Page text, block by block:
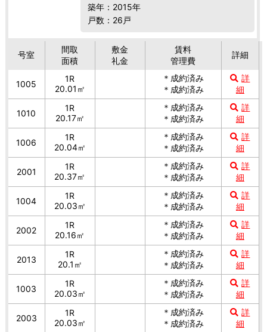
築年：2015年
戸数：26戸
号室
間取
面積
敷金
礼金
賃料
管理費
詳細
1005
1R
20.01㎡
＊成約済み
＊成約済み
詳
細
1010
1R
20.17㎡
＊成約済み
＊成約済み
詳
細
1006
1R
20.04㎡
＊成約済み
＊成約済み
詳
細
2001
1R
20.37㎡
＊成約済み
＊成約済み
詳
細
1004
1R
20.03㎡
＊成約済み
＊成約済み
詳
細
2002
1R
20.16㎡
＊成約済み
＊成約済み
詳
細
2013
1R
20.1㎡
＊成約済み
＊成約済み
詳
細
1003
1R
20.03㎡
＊成約済み
＊成約済み
詳
細
2003
1R
20.03㎡
＊成約済み
＊成約済み
詳
細